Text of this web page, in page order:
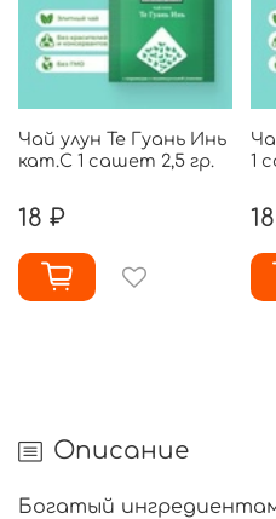
Чай улун Те Гуань Инь
кат.С 1 сашет 2,5 гр.
18 ₽
1
Описание
Богатый